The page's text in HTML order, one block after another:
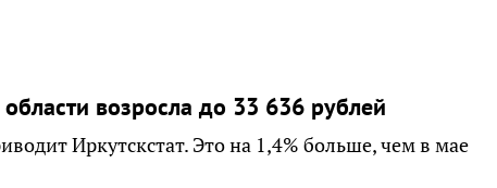
возросла до 33 636 рублей
Иркутскстат. Это на 1,4% больше, чем в мае